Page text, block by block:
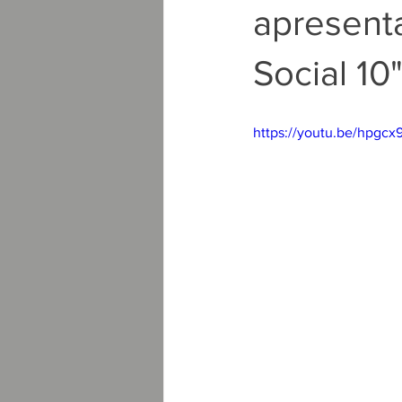
Social 10"
https://youtu.be/